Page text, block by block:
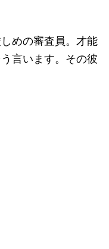
めの審査員。才能
言います。その彼